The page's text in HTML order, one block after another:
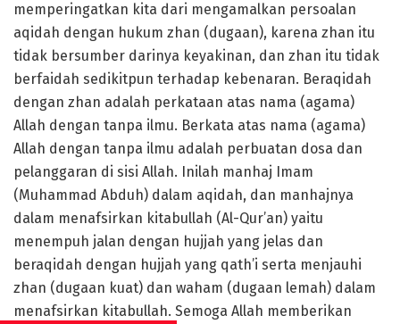
memperingatkan kita dari mengamalkan persoalan
aqidah dengan hukum zhan (dugaan), karena zhan itu
tidak bersumber darinya keyakinan, dan zhan itu tidak
berfaidah sedikitpun terhadap kebenaran. Beraqidah
dengan zhan adalah perkataan atas nama (agama)
Allah dengan tanpa ilmu. Berkata atas nama (agama)
Allah dengan tanpa ilmu adalah perbuatan dosa dan
pelanggaran di sisi Allah. Inilah manhaj Imam
(Muhammad Abduh) dalam aqidah, dan manhajnya
dalam menafsirkan kitabullah (Al-Qur’an) yaitu
menempuh jalan dengan hujjah yang jelas dan
beraqidah dengan hujjah yang qath’i serta menjauhi
zhan (dugaan kuat) dan waham (dugaan lemah) dalam
menafsirkan kitabullah. Semoga Allah memberikan